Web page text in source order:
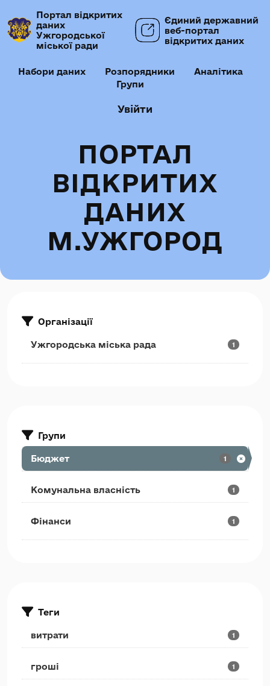
Портал відкритих
даних
Ужгородської
міської ради
Єдиний державний
веб-портал
відкритих даних
Набори даних Розпорядники
Аналітика
Групи
Увійти
ПОРТАЛ
ВІДКРИТИХ
ДАНИХ
М.УЖГОРОД
Організації
Ужгородська міська рада 1
Групи
Бюджет 1
Комунальна власність 1
Фінанси 1
Теги
витрати 1
гроші 1